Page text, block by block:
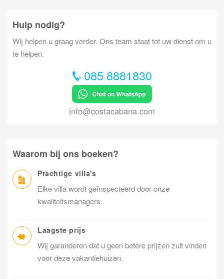
Hulp nodig?
Wij helpen u graag verder. Ons team staat tot uw dienst om u
te helpen.
085 8881830
info@costacabana.com
Waarom bij ons boeken?
Prachtige villa's
Elke villa wordt geïnspecteerd door onze
kwaliteitsmanagers.
Laagste prijs
Wij garanderen dat u geen betere prijzen zult vinden
voor deze vakantiehuizen.